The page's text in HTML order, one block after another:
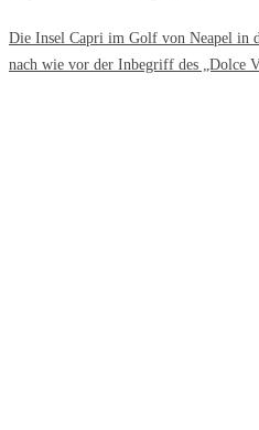
Die Insel Capri im Golf von Neapel in
nach wie vor der Inbegriff des „Dolce